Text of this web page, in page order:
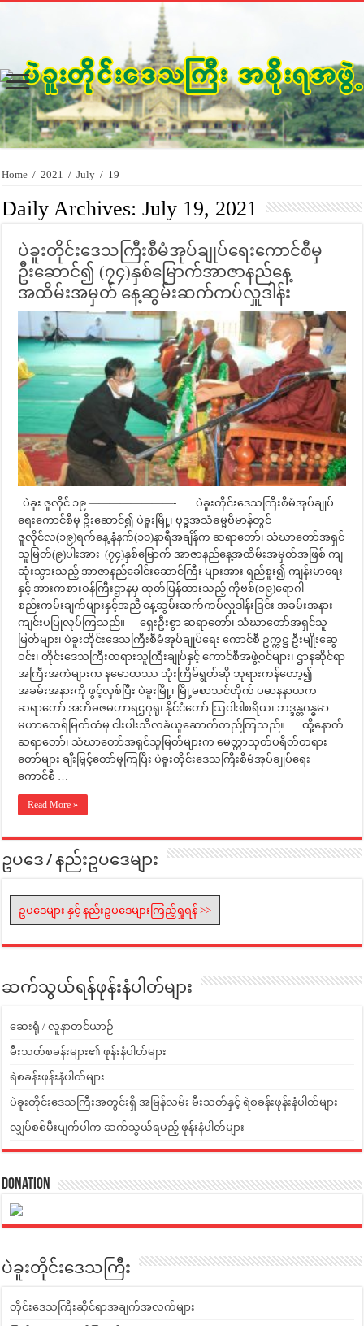
Home / 2021 / July / 19
Daily Archives:July 19, 2021
ပဲခူးတိုင်း‌ဒေသကြီးစီမံအုပ်ချုပ်ရေးကောင်စီမှ
ဦးဆောင်၍ (၇၄)နှစ်မြောက်အာဇာနည်နေ့
အထိမ်းအမှတ် နေ့ဆွမ်းဆက်ကပ်လှူဒါန်း
ပဲခူး ဇူလိုင် ၁၉ ————————- ပဲခူးတိုင်းဒေသကြီးစီမံအုပ်ချုပ်
ရေးကောင်စီမှ ဦးဆောင်၍ ပဲခူးမြို့၊ ဗုဒ္ဓအသံဓမ္မဗိမာန်တွင်
ဇူလိုင်လ(၁၉)ရက်နေ့ နံနက်(၁၀)နာရီအချိန်က ဆရာတော်၊ သံဃာတော်အရှင်
သူမြတ်(၉)ပါးအား (၇၄)နှစ်မြောက် အာဇာနည်နေ့အထိမ်းအမှတ်အဖြစ် ကျ
ဆုံးသွားသည့် အာဇာနည်ခေါင်းဆောင်ကြီး များအား ရည်စူး၍ ကျန်းမာရေး
နှင့် အားကစားဝန်ကြီးဌာနမှ ထုတ်ပြန်ထားသည့် ကိုဗစ်(၁၉)ရောဂါ
စည်းကမ်းချက်များနှင့်အညီ နေ့ဆွမ်းဆက်ကပ်လှူဒါန်းခြင်း အခမ်းအနား
ကျင်းပပြုလုပ်ကြသည်။ ရှေးဦးစွာ ဆရာတော်၊ သံဃာတော်အရှင်သူ
မြတ်များ၊ ပဲခူးတိုင်းဒေသကြီးစီမံအုပ်ချုပ်ရေး ကောင်စီ ဥက္ကဋ္ဌ ဦးမျိုးဆွေ
ဝင်း၊ တိုင်းဒေသကြီးတရားသူကြီးချုပ်နှင့် ကောင်စီအဖွဲ့ဝင်များ၊ ဌာနဆိုင်ရာ
အကြီးအကဲများက နမောတဿ သုံးကြိမ်ရွတ်ဆို ဘုရားကန်တော့၍
အခမ်းအနားကို ဖွင့်လှစ်ပြီး ပဲခူးမြို့၊ မြို့မစာသင်တိုက် ပဓာနနာယက
ဆရာတော် အဘိဓဇမဟာရဌဂုရု၊ နိုင်ငံတော် ဩဝါဒါစရိယ၊ ဘဒ္ဒန္တဂန္ဓမာ
မဟာထေရ်မြတ်ထံမှ ငါးပါးသီလခံယူဆောက်တည်ကြသည်။ ထို့နောက်
ဆရာတော်၊ သံဃာတော်အရှင်သူမြတ်များက မေတ္တာသုတ်ပရိတ်တရား
တော်များ ချီးမြှင့်တော်မူကြပြီး ပဲခူးတိုင်းဒေသကြီးစီမံအုပ်ချုပ်ရေး
ကောင်စီ …
Read More »
ဥပဒေ / နည်းဥပဒေများ
ဥပဒေများ နှင့် နည်းဥပဒေများကြည့်ရှုရန် >>
ဆက်သွယ်ရန်ဖုန်းနံပါတ်များ
ဆေးရုံ / လူနာတင်ယာဉ်
မီးသတ်စခန်းများ၏ ဖုန်းနံပါတ်များ
ရဲစခန်းဖုန်းနံပါတ်များ
ပဲခူးတိုင်းဒေသကြီးအတွင်းရှိ အမြန်လမ်း မီးသတ်နှင့် ရဲစခန်းဖုန်းနံပါတ်များ
လျှပ်စစ်မီးပျက်ပါက ဆက်သွယ်ရမည့် ဖုန်းနံပါတ်များ
Donation
ပဲခူးတိုင်းဒေသကြီး
တိုင်းဒေသကြီးဆိုင်ရာအချက်အလက်များ